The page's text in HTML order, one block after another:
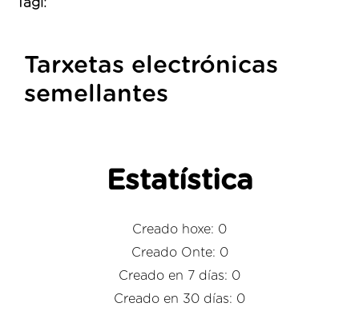
Tagi:
Tarxetas electrónicas
semellantes
Estatística
Creado hoxe: 0
Creado Onte: 0
Creado en 7 días: 0
Creado en 30 días: 0